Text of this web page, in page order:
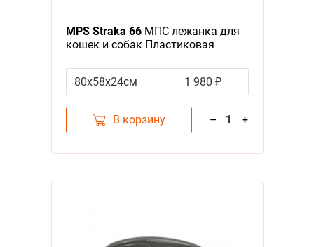
MPS Straka 66МПС лежанка для
кошек и собак Пластиковая
80х58х24см
1 980 ₽
В корзину – 1 +